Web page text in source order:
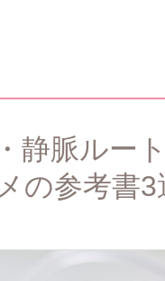
静脈ルー
の参考書3